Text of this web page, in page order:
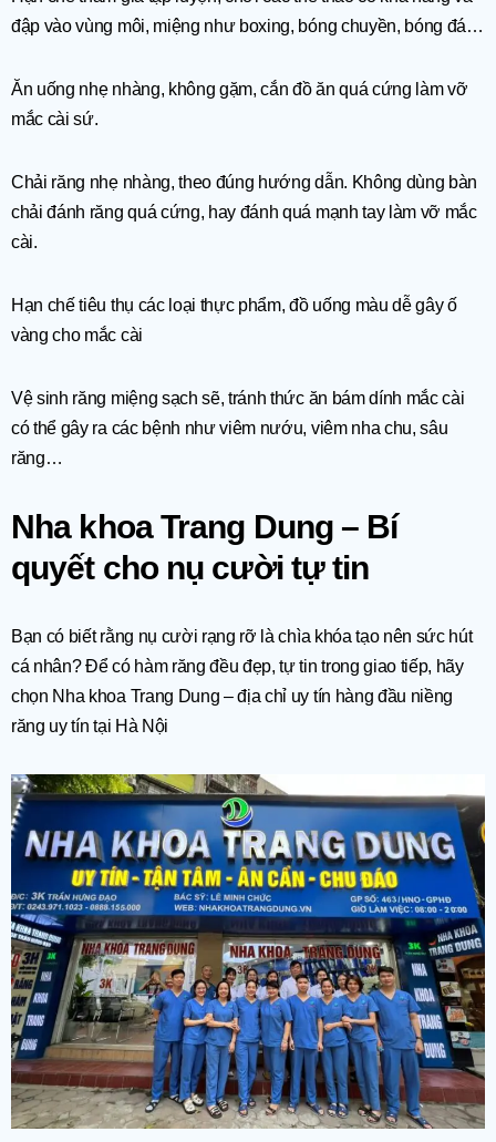
đập vào vùng môi, miệng như boxing, bóng chuyền, bóng đá…
Ăn uống nhẹ nhàng, không gặm, cắn đồ ăn quá cứng làm vỡ
mắc cài sứ.
Chải răng nhẹ nhàng, theo đúng hướng dẫn. Không dùng bàn
chải đánh răng quá cứng, hay đánh quá mạnh tay làm vỡ mắc
cài.
Hạn chế tiêu thụ các loại thực phẩm, đồ uống màu dễ gây ố
vàng cho mắc cài
Vệ sinh răng miệng sạch sẽ, tránh thức ăn bám dính mắc cài
có thể gây ra các bệnh như viêm nướu, viêm nha chu, sâu
răng…
Nha khoa Trang Dung – Bí
quyết cho nụ cười tự tin
Bạn có biết rằng nụ cười rạng rỡ là chìa khóa tạo nên sức hút
cá nhân? Để có hàm răng đều đẹp, tự tin trong giao tiếp, hãy
chọn Nha khoa Trang Dung – địa chỉ uy tín hàng đầu niềng
răng uy tín tại Hà Nội